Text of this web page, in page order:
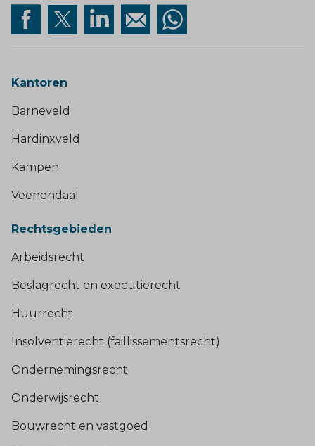
Kantoren
Barneveld
Hardinxveld
Kampen
Veenendaal
Rechtsgebieden
Arbeidsrecht
Beslagrecht en executierecht
Huurrecht
Insolventierecht (faillissementsrecht)
Ondernemingsrecht
Onderwijsrecht
Bouwrecht en vastgoed